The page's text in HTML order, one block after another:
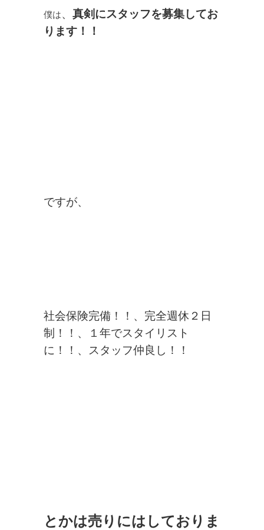
僕は、 真剣にスタッフを募集してお
ります！！
ですが、
社会保険完備！！、完全週休２日
制！！、１年でスタイリスト
に！！、スタッフ仲良し！！
とかは売りにはしておりま